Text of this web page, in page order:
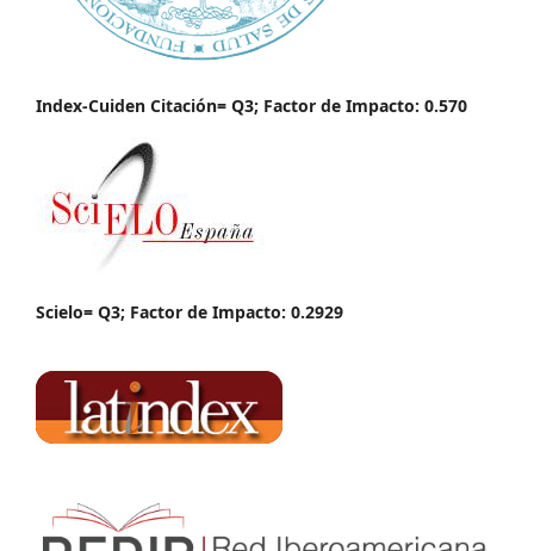
Index-Cuiden Citación= Q3; Factor de Impacto: 0.570
Scielo= Q3; Factor de Impacto: 0.2929